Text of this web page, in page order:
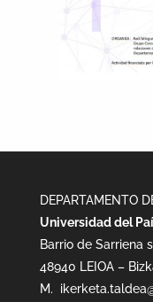
DEPARTAMENTO
Universidad del
Barrio de Sarriena
48940 LEIOA –
M.